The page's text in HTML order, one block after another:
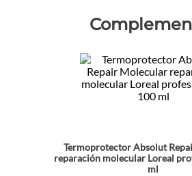
Termoprotector Absolut
reparación molecular Loreal
ml